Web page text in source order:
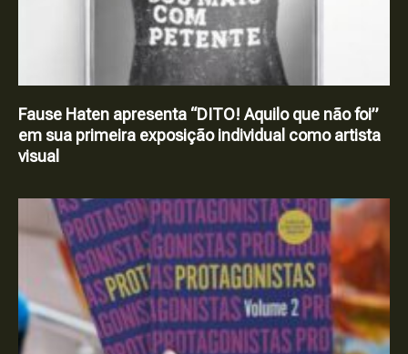
Fause Haten apresenta “DITO! Aquilo que não foi”
em sua primeira exposição individual como artista
visual